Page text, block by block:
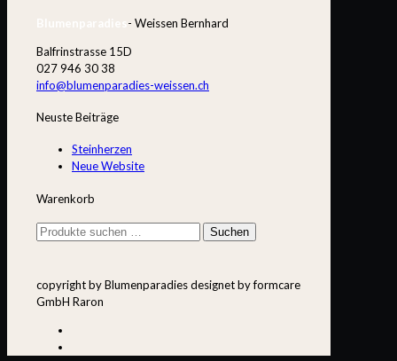
- Weissen Bernhard
Balfrinstrasse 15D
027 946 30 38
info@blumenparadies-weissen.ch
Neuste Beiträge
Steinherzen
Neue Website
Warenkorb
Suchen
Suchen
copyright by Blumenparadies designet by formcare
GmbH Raron